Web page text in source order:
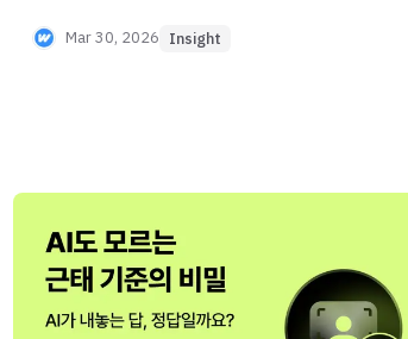
왜 판단 시스템이 필요한지 지금 확인하세요.
Mar 30, 2026 Insight